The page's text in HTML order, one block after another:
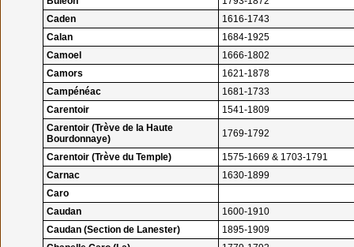
Caden
1616-1743
Calan
1684-1925
Camoel
1666-1802
Camors
1621-1878
Campénéac
1681-1733
Carentoir
1541-1809
Carentoir (Trève de la Haute
Bourdonnaye)
1769-1792
Carentoir (Trève du Temple)
1575-1669 & 1703-1791
Carnac
1630-1899
Caro
Caudan
1600-1910
Caudan (Section de Lanester)
1895-1909